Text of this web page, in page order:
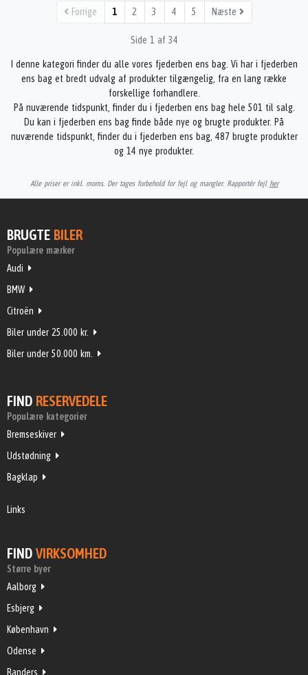
Forrige 1 2 3 4 5 Næste
Side 1 af 34
I denne kategori finder du alle vores fjederben ens bag. Vi har i fjederben
ens bag et bredt udvalg af produkter tilgængelig, fra en lang række
forskellige forhandlere.
På nuværende tidspunkt, finder du i fjederben ens bag hele 501 til salg.
Du kan i fjederben ens bag finde både nye og brugte produkter. På
nuværende tidspunkt, finder du i fjederben ens bag, 487 brugte produkter
og 14 nye produkter.
Alle priser er inkl. moms. Der tages forbehold for fejl og mangler. Rapportér fejl her
BRUGTE BILER
Populære mærker
Audi
BMW
Citroën
Biler under 25.000 kr.
Biler under 50.000 km.
FIND RESERVEDELE
Populære kategorier
Bremseskiver
Udstødning
Bagklap
Links
FIND VIRKSOMHED
Større byer
Aalborg
Esbjerg
København
Odense
Randers